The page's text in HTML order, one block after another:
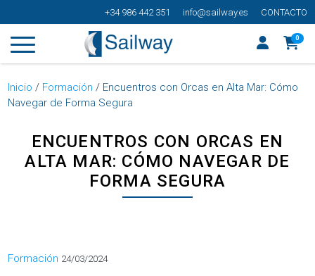
+34 986 442 351 info@sailway.es CONTACTO
0
Inicio / Formación / Encuentros con Orcas en Alta Mar: Cómo
Navegar de Forma Segura
ENCUENTROS CON ORCAS EN
ALTA MAR: CÓMO NAVEGAR DE
FORMA SEGURA
Categorías
Formación 24/03/2024